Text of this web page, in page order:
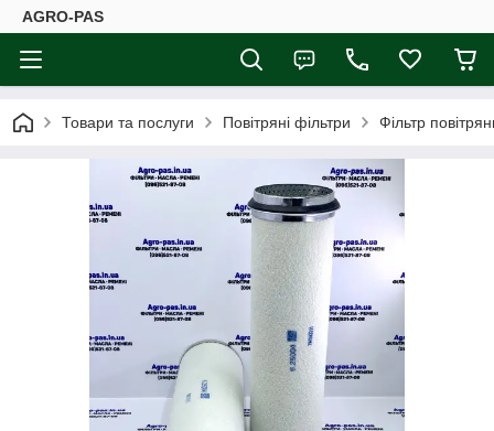
AGRO-PAS
Товари та послуги Повітряні фільтри Фільтр